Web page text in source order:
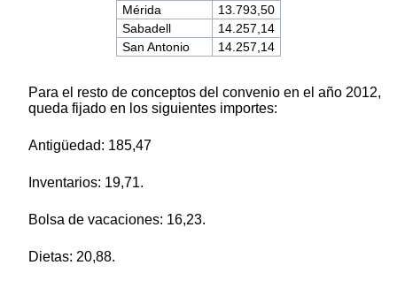
Mérida
13.793,50
Sabadell
14.257,14
San Antonio
14.257,14
Para el resto de conceptos del convenio en el año 2012,
queda fijado en los siguientes importes:
Antigüedad: 185,47
Inventarios: 19,71.
Bolsa de vacaciones: 16,23.
Dietas: 20,88.